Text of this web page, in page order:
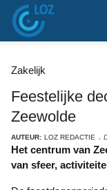
Zakelijk
Feestelijke
Zeewolde
AUTEUR: LOZ REDACTIE
Het centrum van Zeewolde staat in december in het teken
van sfeer,